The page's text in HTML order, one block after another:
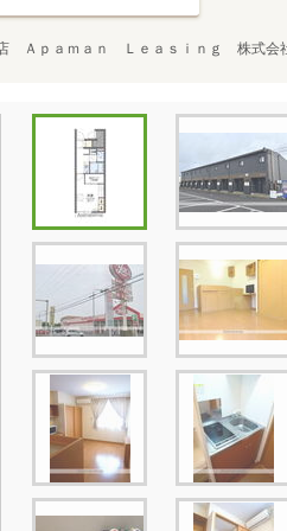
店 Ａｐａｍａｎ Ｌｅａｓｉｎｇ 株式